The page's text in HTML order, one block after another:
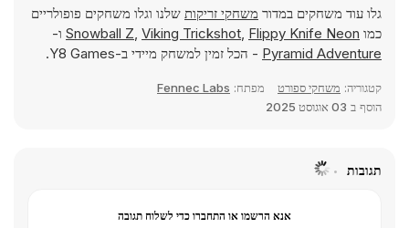
גלו עוד משחקים במדור משחקי זריקות שלנו וגלו משחקים פופולריים
כמו
Snowball Z, Viking Trickshot, Flippy Knife Neon
ו-
Pyramid Adventure - הכל זמין למשחק מיידי ב-Y8 Games.
קטגוריה: משחקי ספורט מפתח: Fennec Labs
הוסף ב 03 אוגוסט 2025
תגובות
אנא הרשמו או התחברו כדי לשלוח תגובה